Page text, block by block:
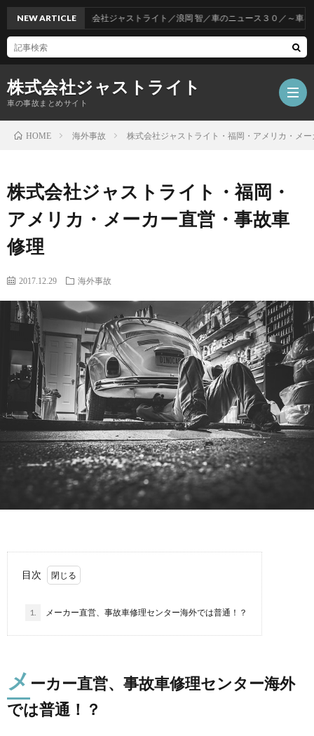
株式会社ジャストライト
車の事故まとめサイト
転
NEW ARTICLE株式会社ジャストライト／浪岡 智／車のニュース３０／～車をお得
HOME 海外事故 株式会社ジャストライト・福岡・アメリカ・メ
株式会社ジャストライト・福岡・
アメリカ・メーカー直営・事故車
修理
2017.12.29 海外事故
目次
1. メーカー直営、事故車修理センター海外では普通！？
メ ーカー直営、事故車修理センター海外
では普通！？